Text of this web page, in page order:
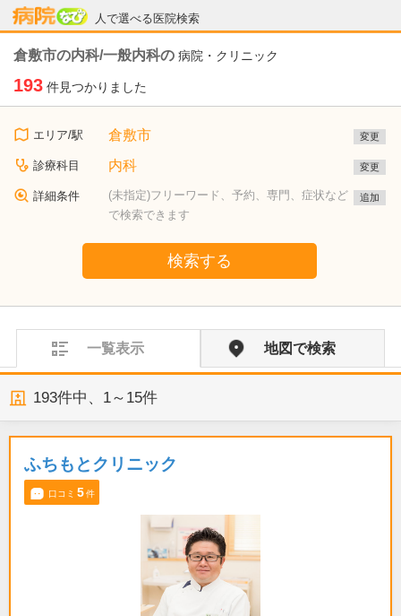
人で選べる医院検索
病院なび
倉敷市の内科/一般内科の 病院・クリニック
193 件見つかりました
エリア/駅 倉敷市 変更
診療科目 内科 変更
詳細条件
(未指定)フリーワード、予約、専門、症状など
で検索できます
追加
検索する
一覧表示 地図で検索
193件中、 1～15件
ふちもとクリニック
口コミ 5件